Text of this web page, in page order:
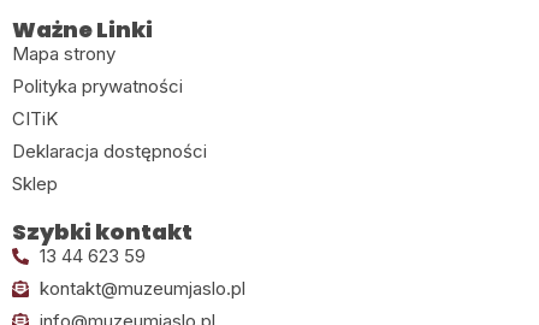
Ważne Linki
Mapa strony
Polityka prywatności
CITiK
Deklaracja dostępności
Sklep
Szybki kontakt
13 44 623 59
kontakt@muzeumjaslo.pl